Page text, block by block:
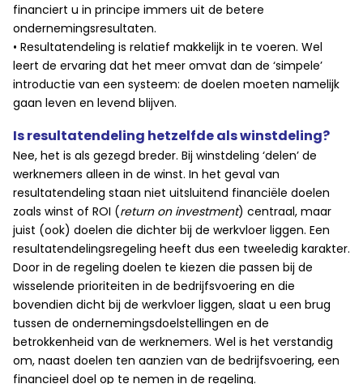
financiert u in principe immers uit de betere
ondernemingsresultaten.
• Resultatendeling is relatief makkelijk in te voeren. Wel
leert de ervaring dat het meer omvat dan de ‘simpele’
introductie van een systeem: de doelen moeten namelijk
gaan leven en levend blijven.
Is resultatendeling hetzelfde als winstdeling?
Nee, het is als gezegd breder. Bij winstdeling ‘delen’ de
werknemers alleen in de winst. In het geval van
resultatendeling staan niet uitsluitend financiële doelen
zoals winst of ROI (return on investment) centraal, maar
juist (ook) doelen die dichter bij de werkvloer liggen. Een
resultatendelingsregeling heeft dus een tweeledig karakter.
Door in de regeling doelen te kiezen die passen bij de
wisselende prioriteiten in de bedrijfsvoering en die
bovendien dicht bij de werkvloer liggen, slaat u een brug
tussen de ondernemingsdoelstellingen en de
betrokkenheid van de werknemers. Wel is het verstandig
om, naast doelen ten aanzien van de bedrijfsvoering, een
financieel doel op te nemen in de regeling.